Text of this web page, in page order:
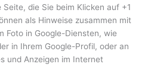
die Sie beim Klicken auf +1
als Hinweise zusammen mit
Foto in Google-Diensten, wie
in Ihrem Google-Profil, oder an
und Anzeigen im Internet